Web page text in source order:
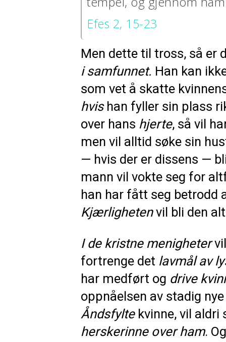
Efes 2, 15-23
Men dette til tross, så er
isamfunnet. Han kan
som vet å skatte
hvishan fyller sin plass
over hans hjerte, så vil
men vil alltid søke sin
— hvis der er dissens —
mann vil vokte seg for
han har fått seg betrodd
Kjærlighetenvil bli den
I de kristne menigheter
fortrenge det lavmål av
har medført og drive
oppnåelsen av stadig
Åndsfyltekvinne, vil aldri
herskerinne over ham.